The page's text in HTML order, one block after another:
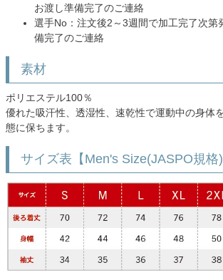
お渡し準備完了のご連絡
選手No：注文後2～3週間で加工完了次第
備完了のご連絡
素材
ポリエステル100％
優れた吸汗性、透湿性、速乾性で運動中の身体
態に保ちます。
サイズ表【Men's Size(JASPO規格)